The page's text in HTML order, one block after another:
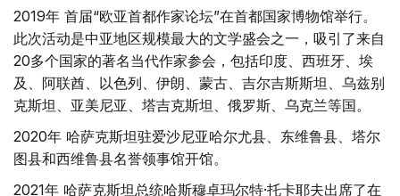
2019年 首届“欧亚首都作家论坛”在首都国家博物馆举行。
此次活动是中亚地区规模最大的文学盛会之一，吸引了来自
20多个国家的著名当代作家参会，包括印度、西班牙、埃
及、阿联酋、以色列、伊朗、蒙古、吉尔吉斯斯坦、乌兹别
克斯坦、亚美尼亚、塔吉克斯坦、俄罗斯、乌克兰等国。
2020年 哈萨克斯坦驻爱沙尼亚哈尔尤县、东维鲁县、塔尔
图县和西维鲁县名誉领事馆开馆。
2021年 哈萨克斯坦总统哈斯穆卓玛尔特·托卡耶夫出席了在